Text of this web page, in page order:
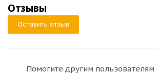
Отзывы
Оставить отзыв
Помогите другим